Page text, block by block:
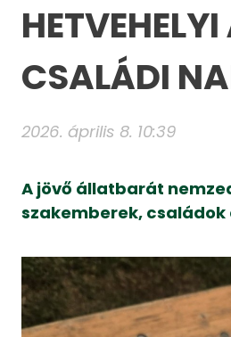
CSALÁDI
2026. április 8. 10:39
A jövő állatbarát
szakemberek, családok